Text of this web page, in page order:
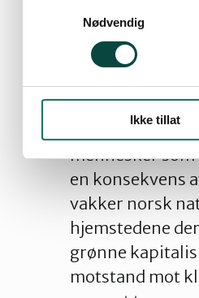
Nødvendig
Ikke tillat
SOLGTE
rasert som en
protesterer
Med sin nye
motstand mot
mennesker
en konsekvens
vakker norsk
hjemstedene
grønne
motstand mot